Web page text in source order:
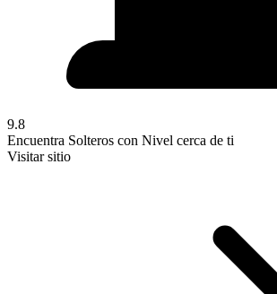
9.8
Encuentra Solteros con Nivel cerca de ti
Visitar sitio